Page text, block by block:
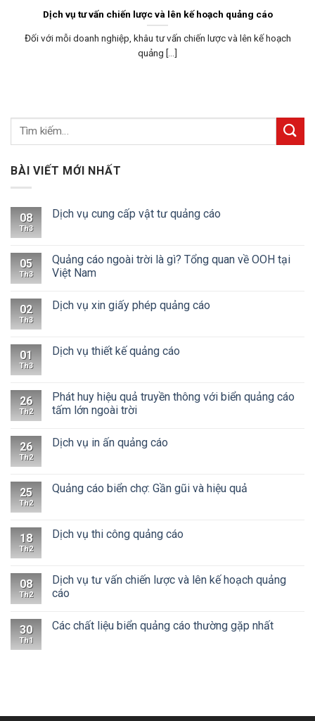
Dịch vụ tư vấn chiến lược và lên kế hoạch quảng cáo
Đối với mỗi doanh nghiệp, khâu tư vấn chiến lược và lên kế hoạch
quảng [...]
BÀI VIẾT MỚI NHẤT
08
Th3
Dịch vụ cung cấp vật tư quảng cáo
05
Th3
Quảng cáo ngoài trời là gì? Tổng quan về OOH tại
Việt Nam
02
Th3
Dịch vụ xin giấy phép quảng cáo
01
Th3
Dịch vụ thiết kế quảng cáo
26
Th2
Phát huy hiệu quả truyền thông với biển quảng cáo
tấm lớn ngoài trời
26
Th2
Dịch vụ in ấn quảng cáo
25
Th2
Quảng cáo biển chợ: Gần gũi và hiệu quả
18
Th2
Dịch vụ thi công quảng cáo
08
Th2
Dịch vụ tư vấn chiến lược và lên kế hoạch quảng
cáo
30
Th1
Các chất liệu biển quảng cáo thường gặp nhất